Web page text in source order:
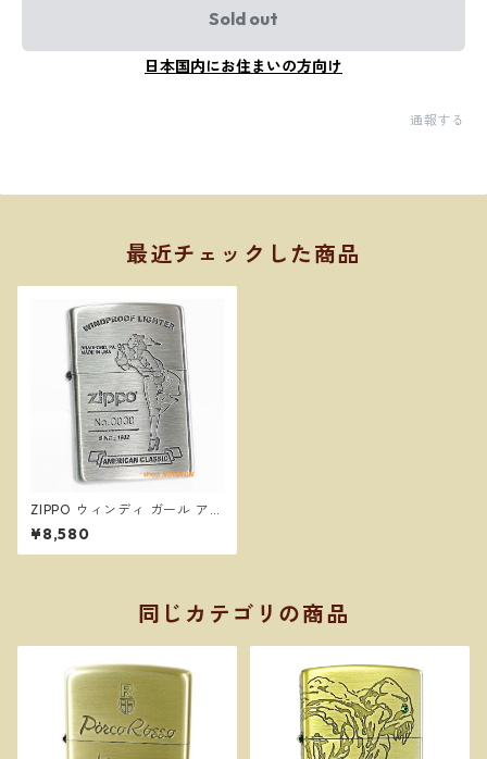
Sold out
日本国内にお住まいの方向け
通報する
最近チェックした商品
ZIPPO ウィンディ ガール アメ
リカンクラシック SV シルバー
ニッケル古美 WINDY ジッポ
ー オイルライター
¥8,580
同じカテゴリの商品